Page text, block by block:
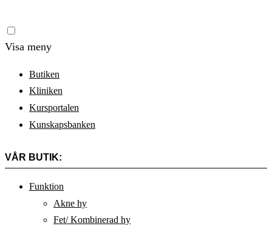
Visa meny
Butiken
Kliniken
Kursportalen
Kunskapsbanken
VÅR BUTIK:
Funktion
Akne hy
Fet/ Kombinerad hy